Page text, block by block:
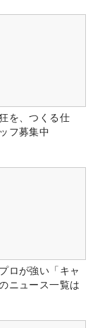
を、つくる仕
フ募集中
ロが強い「キャ
ニュース一覧は